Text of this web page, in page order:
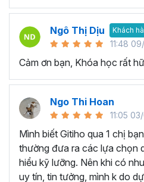
đáng kể.
Tăng cơ hội nghề nghiệp:
thạo công cụ Excel, bạn sẽ có
và được đề cao hơn trong
ONLINE NÀY?
Cách để tự học Excel hiệu
Chúng ta hoàn toàn có thể tự
vì tốn thời gian đến trung tâm
học thêm. Một vài lời khuyên
kiến thức Excel và áp dụng
Ngô Thị Dịu Khách
11:48
Cảm ơn bạn, Khóa học rất
Ngo Thi Hoan
11:05
Mình biết Gitiho qua 1 chị
thường đưa ra các lựa chọn
hiểu kỹ lưỡng. Nên khi có
uy tín, tin tưởng, mình k do